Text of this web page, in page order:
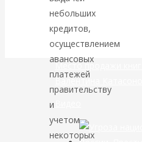
уже начался
небольших
кредитов,
осуществлением
авансовых
платежей
правительству
и
учетом
некоторых
Место продажи
Валентина